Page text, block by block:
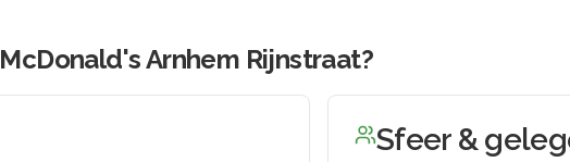
McDonald's Arnhem Rijnstraat?
Sfeer &